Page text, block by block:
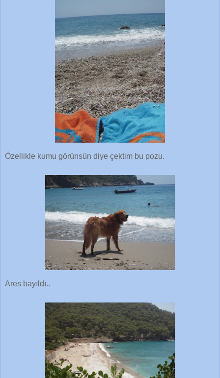
Özellikle kumu görünsün diye çektim bu pozu.
Ares bayıldı..